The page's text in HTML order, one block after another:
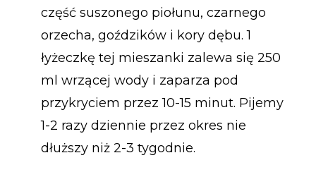
część suszonego piołunu, czarnego
orzecha, goździków i kory dębu. 1
łyżeczkę tej mieszanki zalewa się 250
ml wrzącej wody i zaparza pod
przykryciem przez 10-15 minut. Pijemy
1-2 razy dziennie przez okres nie
dłuższy niż 2-3 tygodnie.